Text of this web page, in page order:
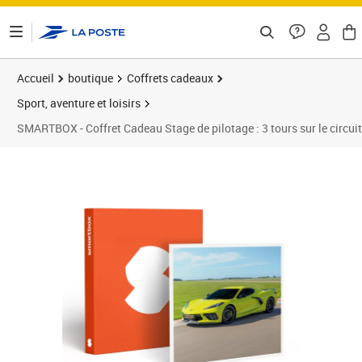
Accueil boutique
Coffrets cadeaux
Sport, aventure et loisirs
SMARTBOX - Coffret Cadeau Stage de pilotage : 3 tours sur le